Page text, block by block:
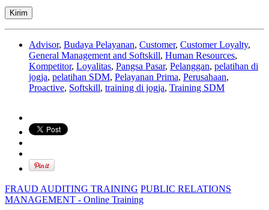
Advisor, Budaya Pelayanan, Customer, Customer Loyalty,
General Management and Softskill, Human Resources,
Kompetitor, Loyalitas, Pangsa Pasar, Pelanggan, pelatihan di
jogja, pelatihan SDM, Pelayanan Prima, Perusahaan,
Proactive, Softskill, training di jogja, Training SDM
FRAUD AUDITING TRAINING PUBLIC RELATIONS
MANAGEMENT - Online Training